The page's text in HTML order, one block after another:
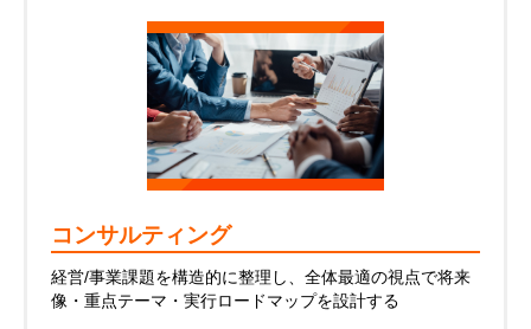
コンサルティング
経営/事業課題を構造的に整理し、全体最適の視点で将来
像・重点テーマ・実行ロードマップを設計する